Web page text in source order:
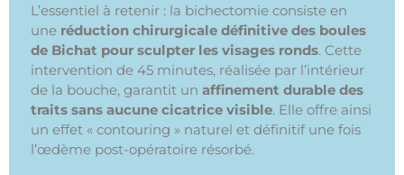
L’essentiel à retenir : la bichectomie consiste en
une réduction chirurgicale définitive des boules
de Bichat pour sculpter les visages ronds. Cette
intervention de 45 minutes, réalisée par l’intérieur
de la bouche, garantit un affinement durable des
traits sans aucune cicatrice visible. Elle offre ainsi
un effet « contouring » naturel et définitif une fois
l’œdème post-opératoire résorbé.